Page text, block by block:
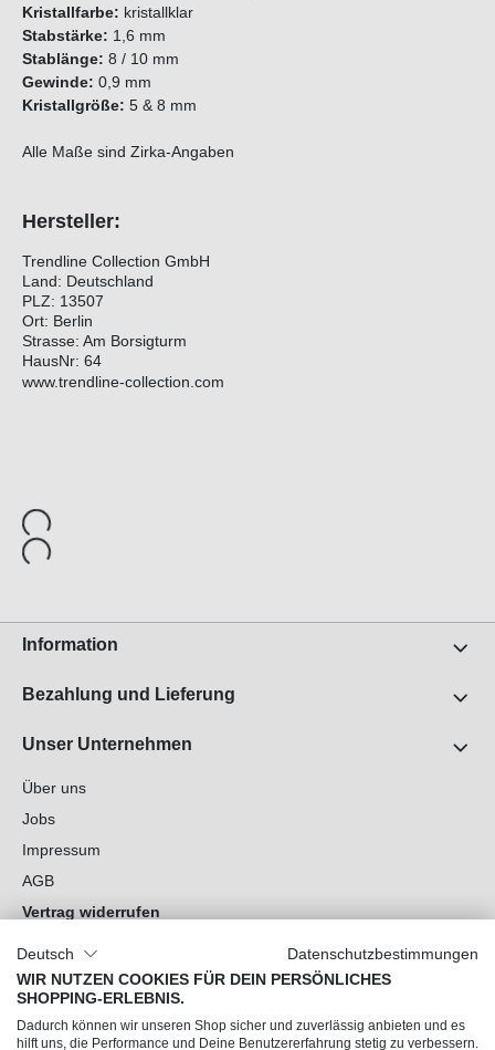
Kristallfarbe: kristallklar
Stabstärke: 1,6 mm
Stablänge: 8 / 10 mm
Gewinde: 0,9 mm
Kristallgröße: 5 & 8 mm
Alle Maße sind Zirka-Angaben
Hersteller:
Trendline Collection GmbH
Land: Deutschland
PLZ: 13507
Ort: Berlin
Strasse: Am Borsigturm
HausNr: 64
www.trendline-collection.com
Information
Bezahlung und Lieferung
Unser Unternehmen
Über uns
Jobs
Impressum
AGB
Vertrag widerrufen
Cookie-Einstellungen
Du hast Fragen?
Deutsch
Datenschutzbestimmungen
WIR NUTZEN COOKIES FÜR DEIN PERSÖNLICHES
SHOPPING-ERLEBNIS.
Dadurch können wir unseren Shop sicher und zuverlässig anbieten und es
hilft uns, die Performance und Deine Benutzererfahrung stetig zu verbessern.